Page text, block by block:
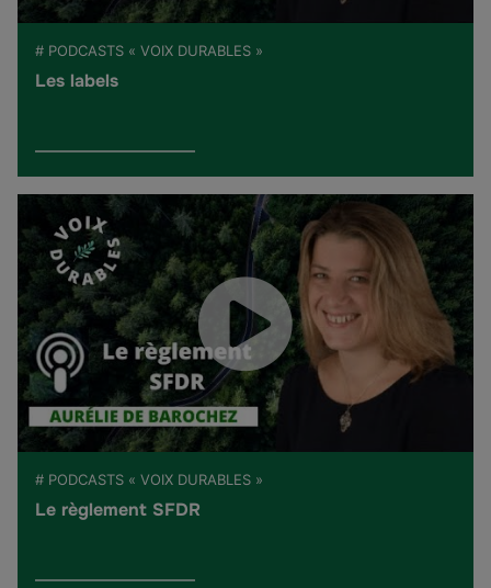
# PODCASTS « VOIX DURABLES »
Les labels
# PODCASTS « VOIX DURABLES »
Le règlement SFDR